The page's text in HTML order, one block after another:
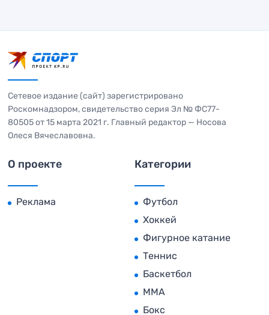
Сетевое издание (сайт) зарегистрировано
Роскомнадзором, свидетельство серия Эл № ФС77-
80505 от 15 марта 2021 г. Главный редактор — Носова
Олеся Вячеславовна.
О проекте
Реклама
Категории
Футбол
Хоккей
Фигурное катание
Теннис
Баскетбол
MMA
Бокс